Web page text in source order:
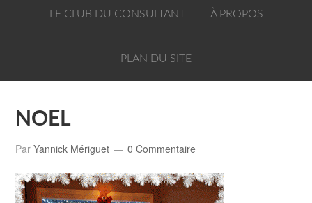
LE CLUB DU CONSULTANT À PROPOS
PLAN DU SITE
NOEL
ParYannick Mériguet 0 Commentaire